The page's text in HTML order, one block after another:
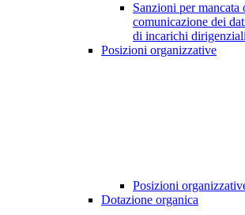
Sanzioni per mancata
comunicazione dei
di incarichi dirigenziali
Posizioni organizzative
Posizioni
Dotazione organica